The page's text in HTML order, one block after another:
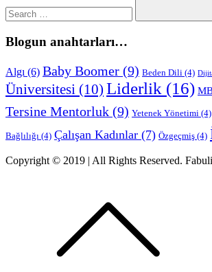
Blogun anahtarları…
Algı (6) Baby Boomer (9) Beden Dili (4)
Üniversitesi (10) Liderlik (16)
Tersine Mentorluk (9) Yetenek Yönetimi (4)
Bağlılığı (4) Çalışan Kadınlar (7) Özgeçmiş (4)
Copyright © 2019 | All Rights Reserved.